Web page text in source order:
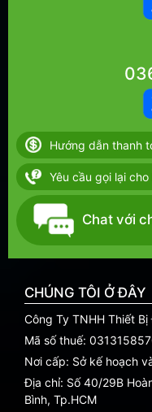
Hướng dẫn thanh
Yêu cầu gọi lại cho
Chat với
CHÚNG TÔI Ở ĐÂY
Công Ty TNHH Thiết
Mã số thuế:
Nơi cấp: Sở kế hoạch
Địa chỉ: Số 40/29B
Bình, Tp.HCM